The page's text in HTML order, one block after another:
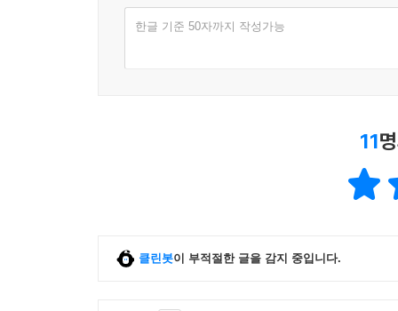
한글 기준 50자까지 작성가능
11
클린봇이 부적절한 글을 감지 중입니다.